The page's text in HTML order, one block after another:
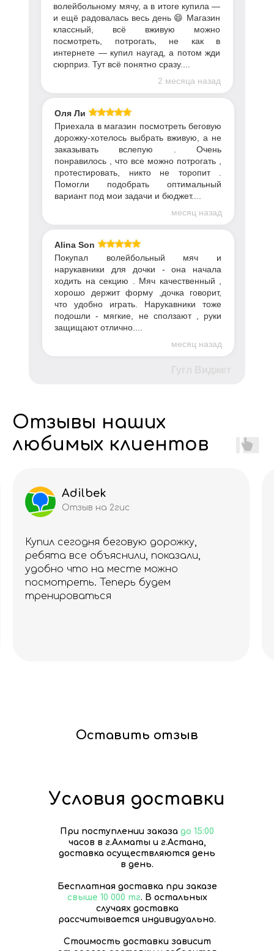
волейбольному мячу, а в итоге купила —
и ещё радовалась весь день 😄 Магазин
классный, всё вживую можно
посмотреть, потрогать, не как в
интернете — купил наугад, а потом жди
сюрприз. Тут всё понятно сразу....
2 месяца назад
Оля Ли
Приехала в магазин посмотреть беговую
дорожку-хотелось выбрать вживую, а не
заказывать вслепую . Очень
понравилось , что все можно потрогать ,
протестировать, никто не торопит .
Помогли подобрать оптимальный
вариант под мои задачи и бюджет....
месяц назад
Alina Son
Покупал волейбольный мяч и
нарукавники для дочки - она начала
ходить на секцию . Мяч качественный ,
хорошо держит форму ,дочка говорит,
что удобно играть. Нарукавники тоже
подошли - мягкие, не сползают , руки
защищают отлично....
месяц назад
Отзывы наших
любимых клиентов
Adilbek
Отзыв на 2гис
Купил сегодня беговую дорожку,
ребята все объяснили, показали,
удобно что на месте можно
посмотреть. Теперь будем
тренироваться
Оставить отзыв
При поступлении заказа до 15:00
часов в г.Алматы и г.Астана,
доставка осуществляются день
в день.
Бесплатная доставка при заказе
свыше 10 000 тг. В остальных
случаях доставка
рассчитывается индивидуально.
Стоимость доставки зависит
Условия доставки